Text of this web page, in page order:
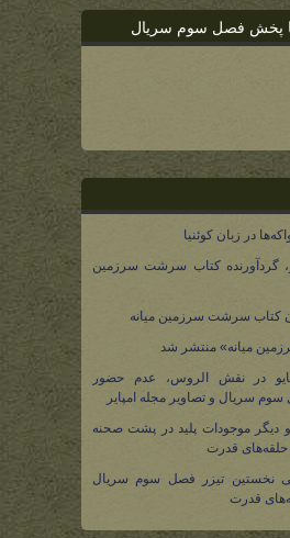
تا پخش فصل سوم سریال
در زبان کوئنیا
گردآورنده کتاب سرشت سرزمین
کتاب سرشت سرزمین میانه
میانه» منتشر شد
در نقش الروس، عدم حضور
سریال و تصاویر مجله امپایر
دیگر موجودات پلید در پشت صحنه
قدرت
نخستین تیزر فصل سوم سریال
قدرت